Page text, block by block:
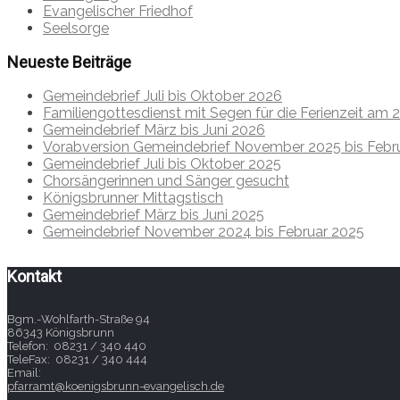
Evangelischer Friedhof
Seelsorge
Neueste Beiträge
Gemeindebrief Juli bis Oktober 2026
Familiengottesdienst mit Segen für die Ferienzeit am
Gemeindebrief März bis Juni 2026
Vorabversion Gemeindebrief November 2025 bis
Gemeindebrief Juli bis Oktober 2025
Chorsängerinnen und Sänger gesucht
Königsbrunner Mittagstisch
Gemeindebrief März bis Juni 2025
Gemeindebrief November 2024 bis Februar 2025
Kontakt
Bgm.-Wohlfarth-Straße 94
86343 Königsbrunn
Telefon: 08231 / 340 440
TeleFax: 08231 / 340 444
Email:
pfarramt@koenigsbrunn-evangelisch.de